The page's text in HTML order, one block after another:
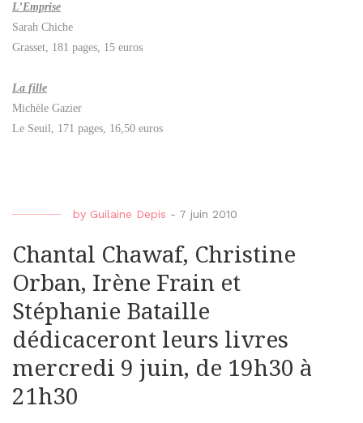
L’Emprise
Sarah Chiche
Grasset, 181 pages, 15 euros
La fille
Michèle Gazier
Le Seuil, 171 pages, 16,50 euros
by Guilaine Depis - 7 juin 2010
Chantal Chawaf, Christine
Orban, Irène Frain et
Stéphanie Bataille
dédicaceront leurs livres
mercredi 9 juin, de 19h30 à
21h30